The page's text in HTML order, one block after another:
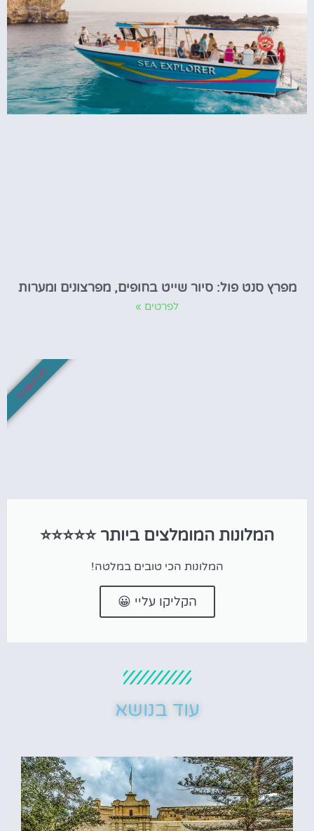
מפרץ סנט פול: סיור שייט בחופים, מפרצונים ומערות
לפרטים »
המלונות המומלצים ביותר ⭐⭐⭐⭐⭐
המלונות הכי טובים במלטה!
הקליקו עליי 😀
לא לפספס!
עוד בנושא